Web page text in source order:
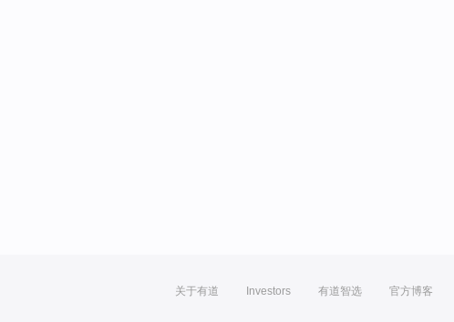
关于有道 Investors 有道智选 官方博客